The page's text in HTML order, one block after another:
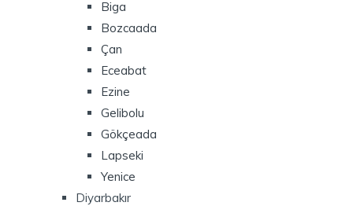
Biga
Bozcaada
Çan
Eceabat
Ezine
Gelibolu
Gökçeada
Lapseki
Yenice
Diyarbakır